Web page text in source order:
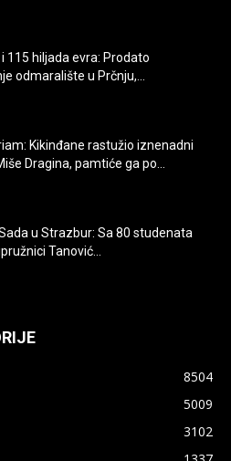
115 hiljada evra: Prodato
odmaralište u Prčnju,...
Kikinđane rastužio iznenadni
Dragina, pamtiće ga po...
u Strazbur: Sa 80 studenata
Tanović...
8504
5009
3102